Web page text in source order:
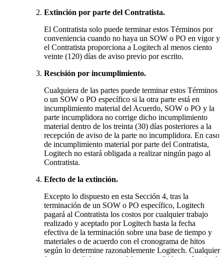
Extinción por parte del Contratista.
El Contratista solo puede terminar estos Términos por
conveniencia cuando no haya un SOW o PO en vigor y
el Contratista proporciona a Logitech al menos ciento
veinte (120) días de aviso previo por escrito.
Rescisión por incumplimiento.
Cualquiera de las partes puede terminar estos Términos
o un SOW o PO específico si la otra parte está en
incumplimiento material del Acuerdo, SOW o PO y la
parte incumplidora no corrige dicho incumplimiento
material dentro de los treinta (30) días posteriores a la
recepción de aviso de la parte no incumplidora. En caso
de incumplimiento material por parte del Contratista,
Logitech no estará obligada a realizar ningún pago al
Contratista.
Efecto de la extinción.
Excepto lo dispuesto en esta Sección 4, tras la
terminación de un SOW o PO específico, Logitech
pagará al Contratista los costos por cualquier trabajo
realizado y aceptado por Logitech hasta la fecha
efectiva de la terminación sobre una base de tiempo y
materiales o de acuerdo con el cronograma de hitos
según lo determine razonablemente Logitech. Cualquier